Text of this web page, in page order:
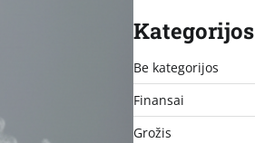
Kategorijos
Be kategorijos
Finansai
Grožis